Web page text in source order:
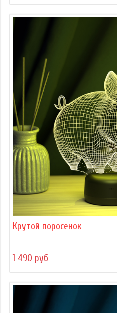
Крутой поросенок
1 490 руб